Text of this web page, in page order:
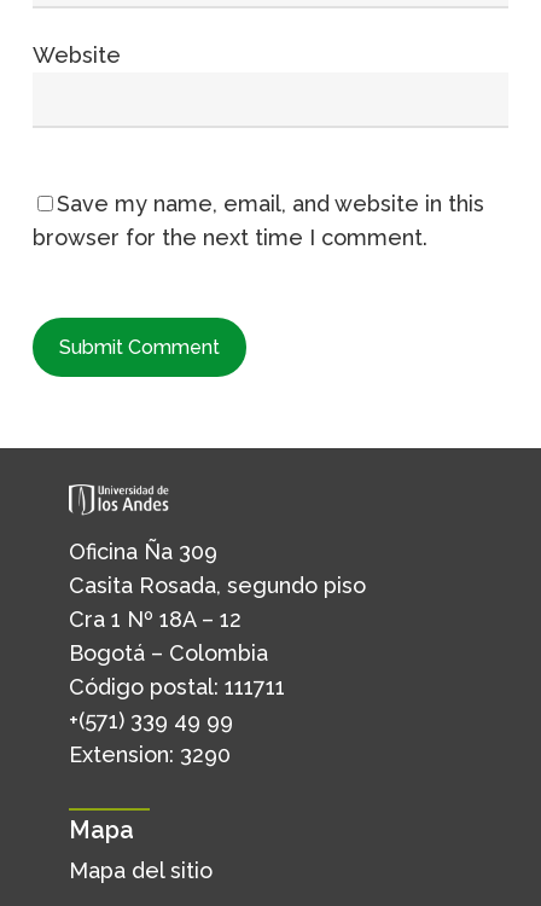
Website
Save my name, email, and website in this
browser for the next time I comment.
Oficina Ña 309
Casita Rosada, segundo piso
Cra 1 Nº 18A – 12
Bogotá – Colombia
Código postal: 111711
+(571) 339 49 99
Extension: 3290
Mapa
Mapa del sitio